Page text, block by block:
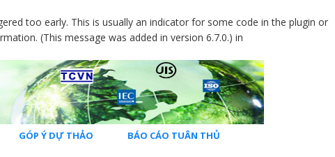
too early. This is usually an indicator for some code in the plugin or
(This message was added in version 6.7.0.) in
GÓP Ý DỰ THẢO
BÁO CÁO TUÂN THỦ